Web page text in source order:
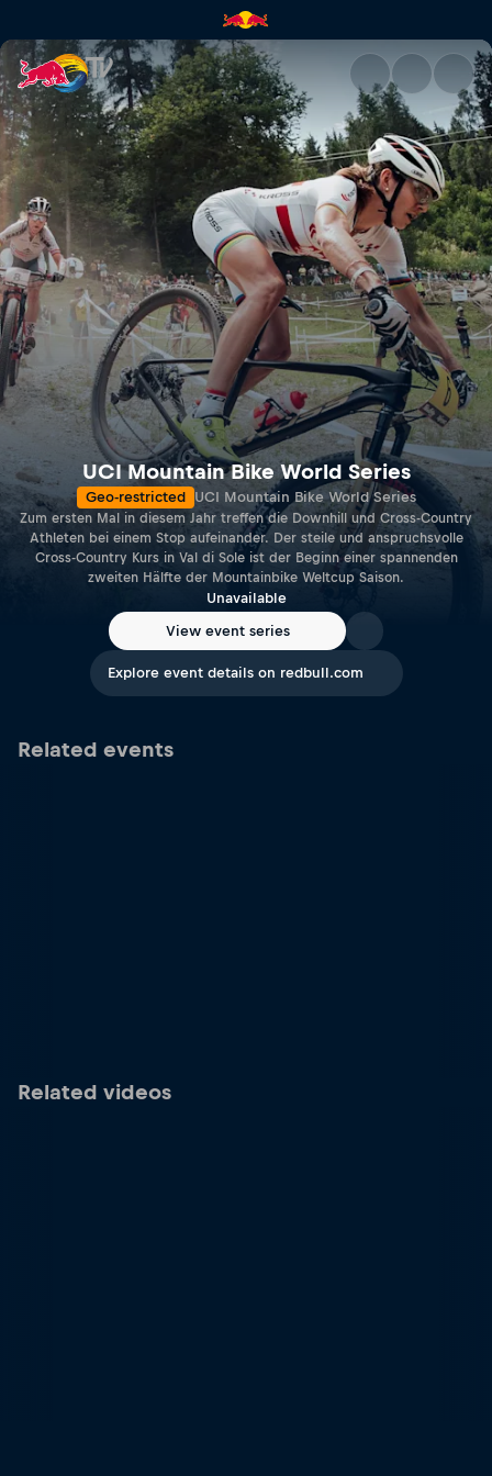
Mercedes-Benz UCI
UCI Mountain Bike World Series
Geo-restricted UCI Mountain Bike World Series
Zum ersten Mal in diesem Jahr treffen die Downhill und Cross-Country
Athleten bei einem Stop aufeinander. Der steile und anspruchsvolle
Cross-Country Kurs in Val di Sole ist der Beginn einer spannenden
zweiten Hälfte der Mountainbike Weltcup Saison.
Unavailable
View event series
Explore event details on redbull.com
Related events
Related videos